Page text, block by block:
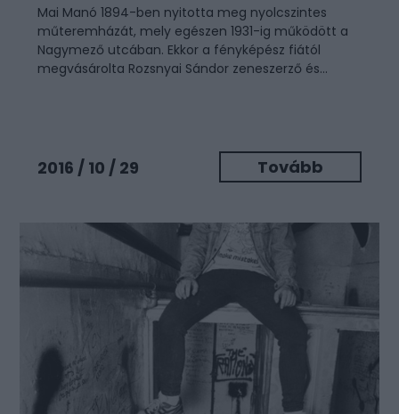
Mai Manó 1894-ben nyitotta meg nyolcszintes
műteremházát, mely egészen 1931-ig működött a
Nagymező utcában. Ekkor a fényképész fiától
megvásárolta Rozsnyai Sándor zeneszerző és...
2016 / 10 / 29 Tovább